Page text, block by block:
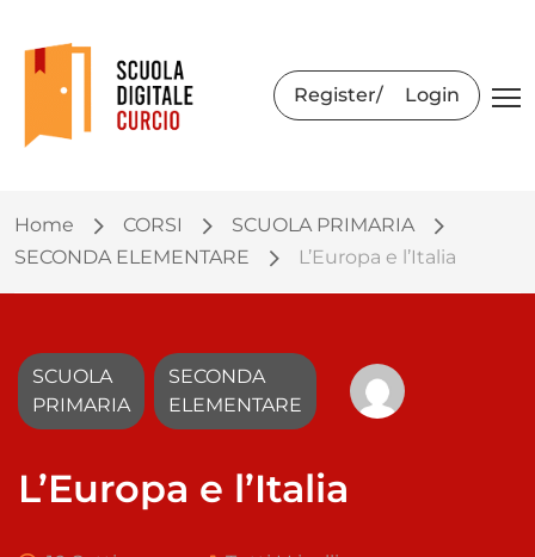
Register Login
Home CORSI
SCUOLA PRIMARIA
SECONDA ELEMENTARE
L’Europa e l’Italia
SCUOLA
PRIMARIA
SECONDA
ELEMENTARE
L’Europa e l’Italia